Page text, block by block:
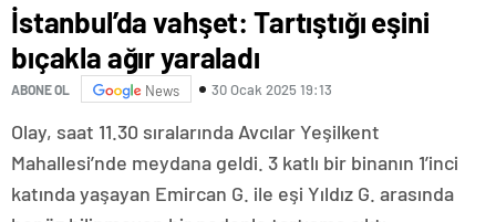
İstanbul’da vahşet: Tartıştığı eşini
bıçakla ağır yaraladı
ABONE OL News 30 Ocak 2025 19:13
Olay, saat 11.30 sıralarında Avcılar Yeşilkent
Mahallesi’nde meydana geldi. 3 katlı bir binanın 1’inci
katında yaşayan Emircan G. ile eşi Yıldız G. arasında